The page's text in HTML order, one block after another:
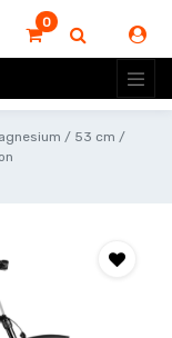
0
/ 53 cm /